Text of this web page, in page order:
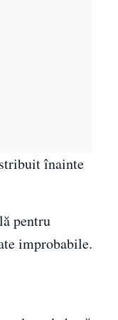
înainte
pentru
improbabile.